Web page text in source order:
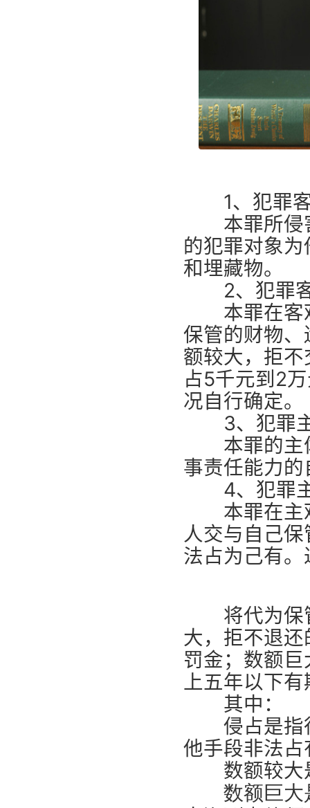
1、犯罪
本罪所侵害
的犯罪对象
和埋藏物。
2、犯罪
本罪在客观
保管的财物
额较大，拒不
占5千元到2
况自行确定。
3、犯罪
本罪的主体
事责任能力
4、犯罪
本罪在主观
人交与自己
法占为己有
将代为保管
大，拒不退
罚金；数额
上五年以下
其中：
侵占是指行
他手段非法
数额较大
数额巨大